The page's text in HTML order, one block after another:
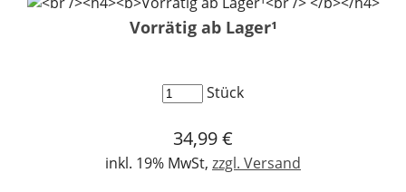
LEGO® Creator ExpertVorrätig ab Lager¹
Stück
34,99 €
inkl. 19% MwSt, zzgl. Versand